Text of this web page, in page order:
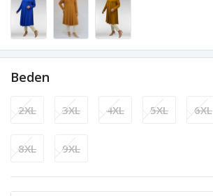
Beden
2XL 3XL 4XL 5XL 6XL
8XL 9XL